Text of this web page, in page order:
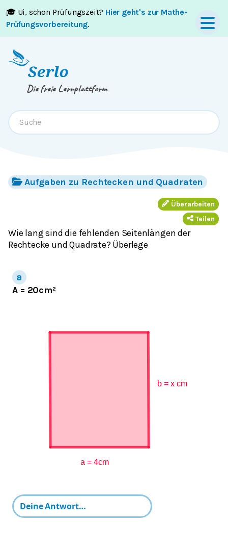
🎓 Ui, schon Prüfungszeit? Hier geht's zur Mathe-
Prüfungsvorbereitung.
Springe zumInhaltoderFooter
Die freie Lernplattform
Aufgaben zu Rechtecken und Quadraten
Überarbeiten
Teilen
Wie lang sind die fehlenden Seitenlängen der
Rechtecke und Quadrate? Überlege
A = 20cm²